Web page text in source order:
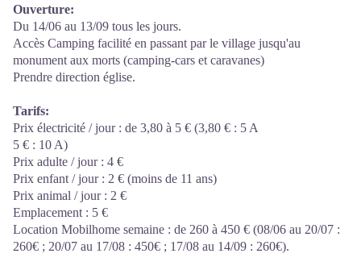
Ouverture:
Du 14/06 au 13/09 tous les jours.
Accès Camping facilité en passant par le village jusqu'au
monument aux morts (camping-cars et caravanes)
Prendre direction église.
Tarifs:
Prix électricité / jour : de 3,80 à 5 € (3,80 € : 5 A
5 € : 10 A)
Prix adulte / jour : 4 €
Prix enfant / jour : 2 € (moins de 11 ans)
Prix animal / jour : 2 €
Emplacement : 5 €
Location Mobilhome semaine : de 260 à 450 € (08/06 au 20/07 :
260€ ; 20/07 au 17/08 : 450€ ; 17/08 au 14/09 : 260€).